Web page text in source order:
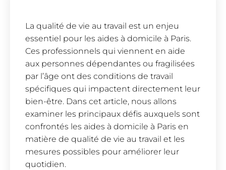
La qualité de vie au travail est un enjeu
essentiel pour les aides à domicile à Paris.
Ces professionnels qui viennent en aide
aux personnes dépendantes ou fragilisées
par l’âge ont des conditions de travail
spécifiques qui impactent directement leur
bien-être. Dans cet article, nous allons
examiner les principaux défis auxquels sont
confrontés les aides à domicile à Paris en
matière de qualité de vie au travail et les
mesures possibles pour améliorer leur
quotidien.